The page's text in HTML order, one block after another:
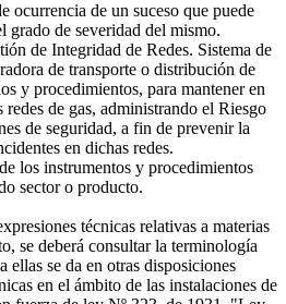
ocurrencia de un suceso que puede
grado de severidad del mismo.
de Integridad de Redes. Sistema de
de transporte o distribución de
y procedimientos, para mantener en
redes de gas, administrando el Riesgo
de seguridad, a fin de prevenir la
en dichas redes.
los instrumentos y procedimientos
sector o producto.
técnicas relativas a materias
se deberá consultar la terminología
ellas se da en otras disposiciones
en el ámbito de las instalaciones de